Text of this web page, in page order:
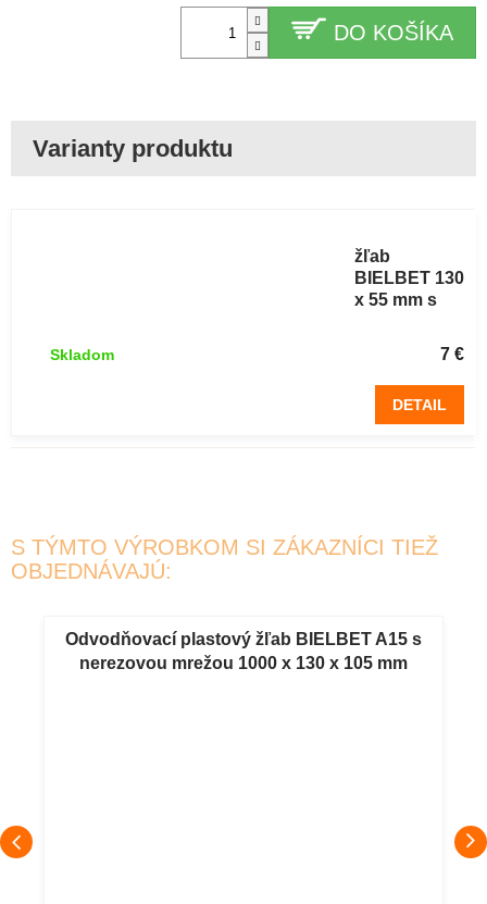
DO KOŠÍKA
žľab
BIELBET 130
x 55 mm s
7 €
Skladom
DETAIL
S TÝMTO VÝROBKOM SI ZÁKAZNÍCI TIEŽ
OBJEDNÁVAJÚ:
Odvodňovací plastový žľab BIELBET A15 s
nerezovou mrežou 1000 x 130 x 105 mm